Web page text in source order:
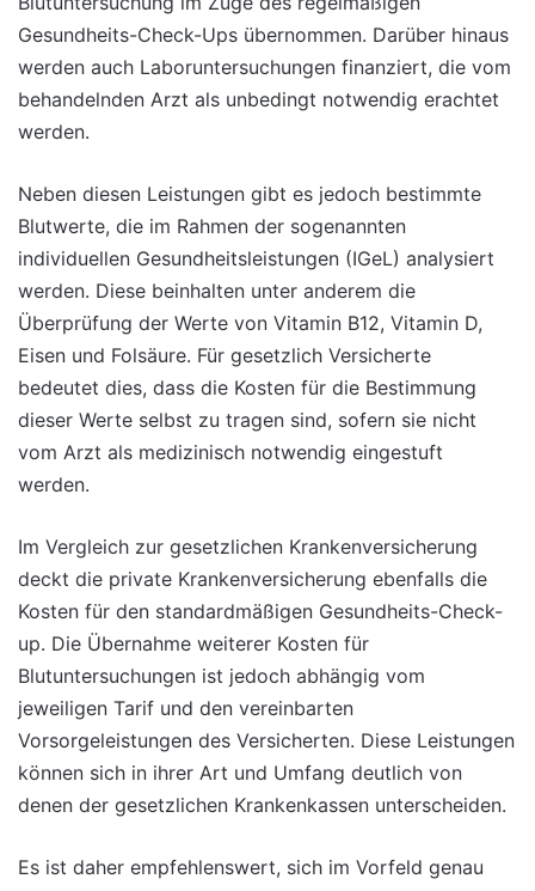
Gesundheits-Check-Ups übernommen. Darüber hinaus
werden auch Laboruntersuchungen finanziert, die vom
behandelnden Arzt als unbedingt notwendig erachtet
werden.
Neben diesen Leistungen gibt es jedoch bestimmte
Blutwerte, die im Rahmen der sogenannten
individuellen Gesundheitsleistungen (IGeL) analysiert
werden. Diese beinhalten unter anderem die
Überprüfung der Werte von Vitamin B12, Vitamin D,
Eisen und Folsäure. Für gesetzlich Versicherte
bedeutet dies, dass die Kosten für die Bestimmung
dieser Werte selbst zu tragen sind, sofern sie nicht
vom Arzt als medizinisch notwendig eingestuft
werden.
Im Vergleich zur gesetzlichen Krankenversicherung
deckt die private Krankenversicherung ebenfalls die
Kosten für den standardmäßigen Gesundheits-Check-
up. Die Übernahme weiterer Kosten für
Blutuntersuchungen ist jedoch abhängig vom
jeweiligen Tarif und den vereinbarten
Vorsorgeleistungen des Versicherten. Diese Leistungen
können sich in ihrer Art und Umfang deutlich von
denen der gesetzlichen Krankenkassen unterscheiden.
Es ist daher empfehlenswert, sich im Vorfeld genau